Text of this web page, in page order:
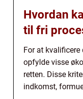
Hvordan
til fri
For at
opfylde visse
retten. Disse
indkomst,